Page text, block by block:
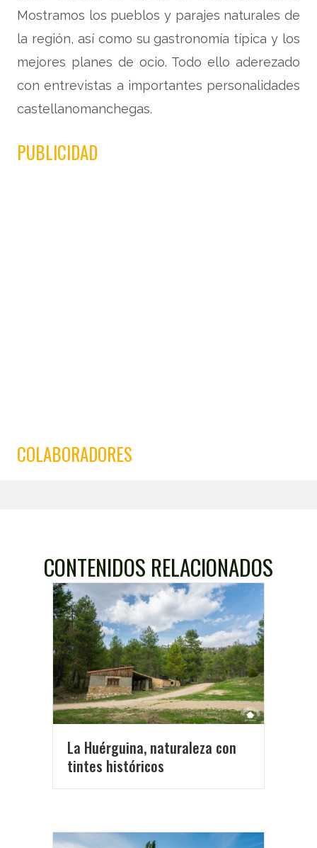
Mostramos los pueblos y parajes naturales de
la región, así como su gastronomía típica y los
mejores planes de ocio. Todo ello aderezado
con entrevistas a importantes personalidades
castellanomanchegas.
PUBLICIDAD
COLABORADORES
CONTENIDOS RELACIONADOS
La Huérguina, naturaleza con
tintes históricos